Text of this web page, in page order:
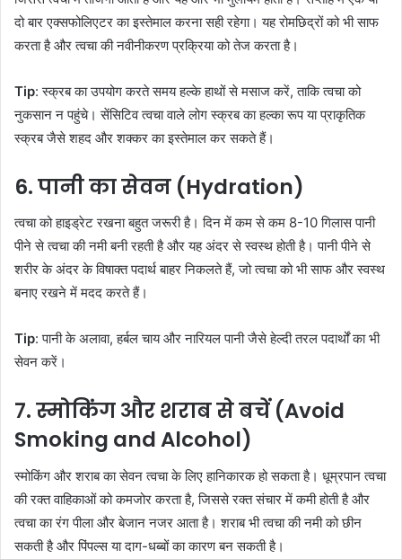
दो बार एक्सफोलिएटर का इस्तेमाल करना सही रहेगा। यह रोमछिद्रों को भी साफ
करता है और त्वचा की नवीनीकरण प्रक्रिया को तेज करता है।
Tip: स्क्रब का उपयोग करते समय हल्के हाथों से मसाज करें, ताकि त्वचा को
नुकसान न पहुंचे। सेंसिटिव त्वचा वाले लोग स्क्रब का हल्का रूप या प्राकृतिक
स्क्रब जैसे शहद और शक्कर का इस्तेमाल कर सकते हैं।
6.पानी का सेवन (Hydration)
त्वचा को हाइड्रेट रखना बहुत जरूरी है। दिन में कम से कम 8-10 गिलास पानी
पीने से त्वचा की नमी बनी रहती है और यह अंदर से स्वस्थ होती है। पानी पीने से
शरीर के अंदर के विषाक्त पदार्थ बाहर निकलते हैं, जो त्वचा को भी साफ और स्वस्थ
बनाए रखने में मदद करते हैं।
Tip: पानी के अलावा, हर्बल चाय और नारियल पानी जैसे हेल्दी तरल पदार्थों का भी
सेवन करें।
7.स्मोकिंग और शराब से बचें (Avoid
Smoking and Alcohol)
स्मोकिंग और शराब का सेवन त्वचा के लिए हानिकारक हो सकता है। धूम्रपान त्वचा
की रक्त वाहिकाओं को कमजोर करता है, जिससे रक्त संचार में कमी होती है और
त्वचा का रंग पीला और बेजान नजर आता है। शराब भी त्वचा की नमी को छीन
सकती है और पिंपल्स या दाग-धब्बों का कारण बन सकती है।